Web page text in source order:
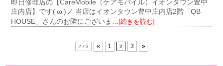
即日修理店の【CareMobile（ケアモバイル）イオンタウン豊中
庄内店】です(‘ω’)ノ 当店はイオンタウン豊中庄内店2階「QB
HOUSE」さんのお隣にございま …[続きを読む]
2 / 3 « 1 2 3 »